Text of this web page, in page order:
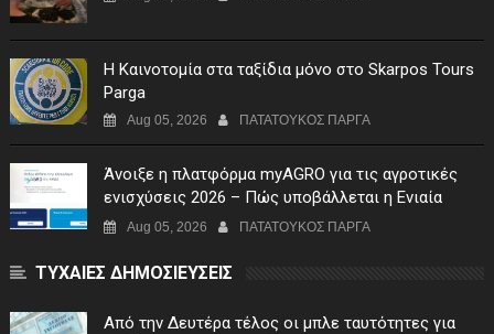
Η Καινοτομία στα ταξίδια μόνο στο Skarpos Tours
Parga
Aug 05, 2026 ΠΑΤΑΤΟΥΚΟΣ ΠΑΡΓΑ
Άνοιξε η πλατφόρμα myAGRO για τις αγροτικές
ενισχύσεις 2026 – Πώς υποβάλλεται η Ενιαία
Αίτηση Ενίσχυσης
Aug 05, 2026 ΠΑΤΑΤΟΥΚΟΣ ΠΑΡΓΑ
ΤΥΧΑΙΕΣ ΔΗΜΟΣΙΕΥΣΕΙΣ
Από την Δευτέρα τέλος οι μπλε ταυτότητες για